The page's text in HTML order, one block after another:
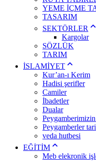
YEME İÇME
TASARIM
SEKTÖRLER
Kargolar
SÖZLÜK
TARIM
İSLAMİYET
Kur’an-ı Kerim
Hadisi şerifler
Camiler
İbadetler
Dualar
Peygamberimizin
Peygamberler
veda hutbesi
EĞİTİM
Meb elekronik